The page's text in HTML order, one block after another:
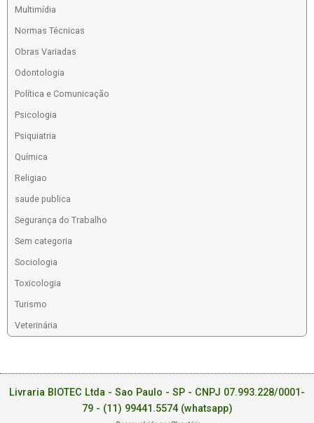
Multimídia
Normas Técnicas
Obras Variadas
Odontologia
Política e Comunicação
Psicologia
Psiquiatria
Química
Religiao
saude publica
Segurança do Trabalho
Sem categoria
Sociologia
Toxicologia
Turismo
Veterinária
Livraria BIOTEC Ltda - Sao Paulo - SP - CNPJ 07.993.228/0001-
79 - (11) 99441.5574 (whatsapp)